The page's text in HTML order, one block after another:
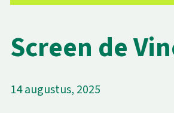
Screen de
14 augustus, 2025